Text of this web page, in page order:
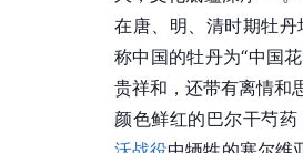
在唐、明、清时期牡
称中国的牡丹为“中国
贵祥和，还带有离情和
颜色鲜红的巴尔干芍药